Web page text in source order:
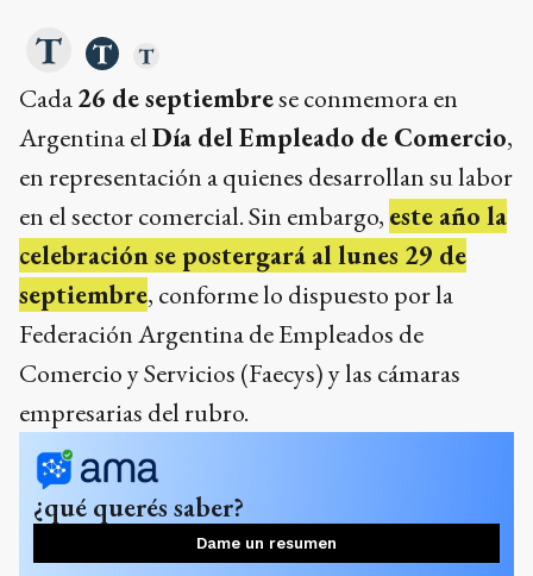
Cada26 de septiembrese conmemora en
Argentina elDía del Empleado de Comercio,
en representación a quienes desarrollan su labor
en el sector comercial. Sin embargo, este año la
celebración se postergará al lunes 29 de
septiembre, conforme lo dispuesto por la
Federación Argentina de Empleados de
Comercio y Servicios (Faecys) y las cámaras
empresarias del rubro.
¿qué querés saber?
Dame un resumen